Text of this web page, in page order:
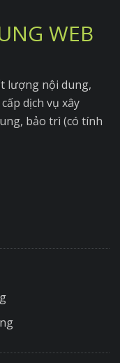
WEB
lượng nội dung,
dịch vụ xây
bảo trì (có tính